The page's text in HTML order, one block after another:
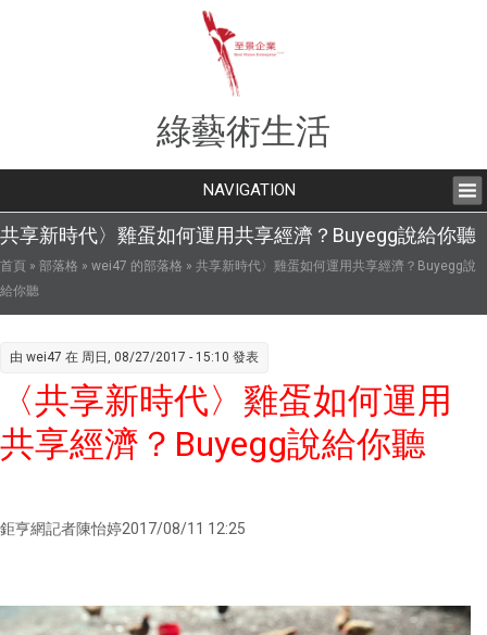
綠藝術生活
NAVIGATION
共享新時代〉雞蛋如何運用共享經濟？Buyegg說給你聽
您在這裡
首頁 » 部落格 » wei47 的部落格 » 共享新時代〉雞蛋如何運用共享經濟？Buyegg說
給你聽
由 wei47 在 周日, 08/27/2017 - 15:10 發表
〈共享新時代〉雞蛋如何運用
共享經濟？Buyegg說給你聽
鉅亨網記者陳怡婷2017/08/11 12:25